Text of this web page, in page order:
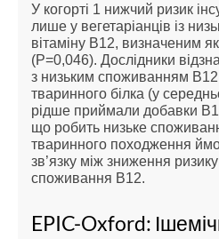
У когорті 1 нижчий ризик
лише у вегетаріанців із
вітаміну B12, визначеним
(P=0,046). Дослідники
з низьким споживанням
тваринного білка (у
рідше приймали добавки
що робить низьке
тваринного походження
зв’язку між зниження
споживання В12.
EPIC-Oxford: